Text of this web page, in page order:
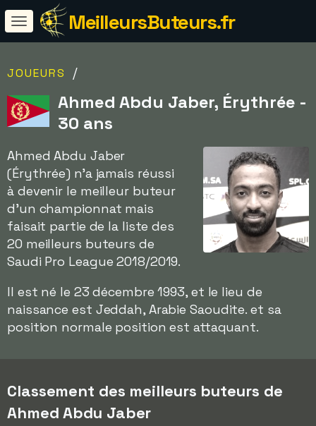
MeilleursButeurs.fr
JOUEURS /
Ahmed Abdu Jaber, Érythrée -
30 ans
Ahmed Abdu Jaber
(Érythrée) n'a jamais réussi
à devenir le meilleur buteur
d'un championnat mais
faisait partie de la liste des
20 meilleurs buteurs de
Saudi Pro League 2018/2019.
Il est né le 23 décembre 1993, et le lieu de
naissance est Jeddah, Arabie Saoudite. et sa
position normale position est attaquant.
Classement des meilleurs buteurs de
Ahmed Abdu Jaber